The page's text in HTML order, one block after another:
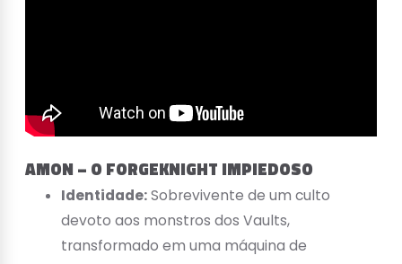
AMON – O FORGEKNIGHT IMPIEDOSO
Identidade:Sobrevivente de um culto
devoto aos monstros dos Vaults,
transformado em uma máquina de